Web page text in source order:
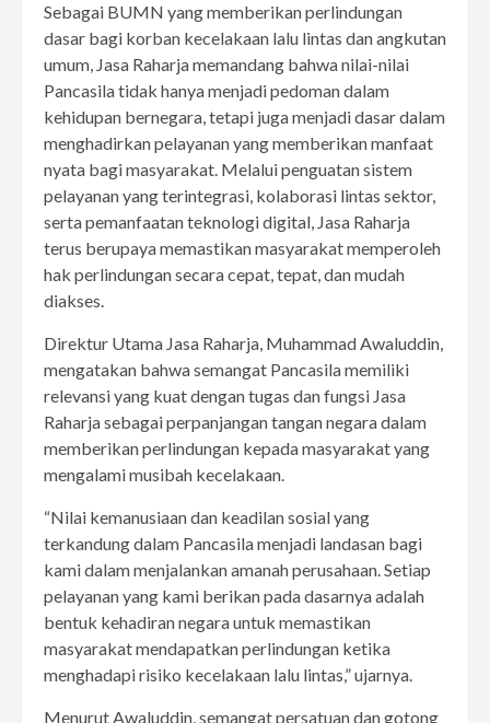
Sebagai BUMN yang memberikan perlindungan
dasar bagi korban kecelakaan lalu lintas dan angkutan
umum, Jasa Raharja memandang bahwa nilai-nilai
Pancasila tidak hanya menjadi pedoman dalam
kehidupan bernegara, tetapi juga menjadi dasar dalam
menghadirkan pelayanan yang memberikan manfaat
nyata bagi masyarakat. Melalui penguatan sistem
pelayanan yang terintegrasi, kolaborasi lintas sektor,
serta pemanfaatan teknologi digital, Jasa Raharja
terus berupaya memastikan masyarakat memperoleh
hak perlindungan secara cepat, tepat, dan mudah
diakses.
Direktur Utama Jasa Raharja, Muhammad Awaluddin,
mengatakan bahwa semangat Pancasila memiliki
relevansi yang kuat dengan tugas dan fungsi Jasa
Raharja sebagai perpanjangan tangan negara dalam
memberikan perlindungan kepada masyarakat yang
mengalami musibah kecelakaan.
“Nilai kemanusiaan dan keadilan sosial yang
terkandung dalam Pancasila menjadi landasan bagi
kami dalam menjalankan amanah perusahaan. Setiap
pelayanan yang kami berikan pada dasarnya adalah
bentuk kehadiran negara untuk memastikan
masyarakat mendapatkan perlindungan ketika
menghadapi risiko kecelakaan lalu lintas,” ujarnya.
Menurut Awaluddin, semangat persatuan dan gotong